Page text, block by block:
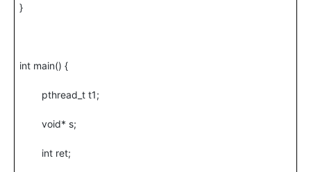
}
int main() {
pthread_t t1;
void* s;
int ret;